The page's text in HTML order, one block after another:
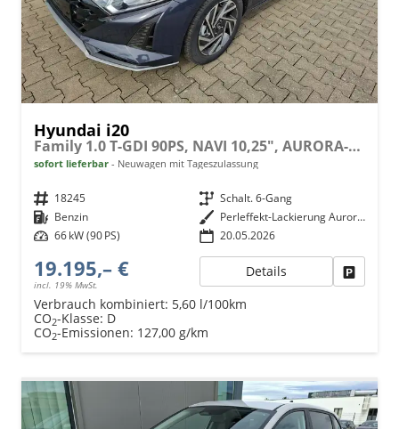
Hyundai i20
Family 1.0 T-GDI 90PS, NAVI 10,25", AURORA-GRAU METALLIC, Winter-Pack: Sitzheizung + Lenkradheizung, 16" ALU, Klimaautomatik, Privacy-Glas, Parksensoren hinten, Rückfahrkamera, Tempomat, Lederlenkrad, Reserverad, Alarm, Armlehne, 4x elektr. Fensterheber
sofort lieferbar Neuwagen mit Tageszulassung
Fahrzeugnr. 18245 Getriebe Schalt. 6-Gang
Kraftstoff Benzin Außenfarbe
Perleffekt-Lackierung Aurora-Grey
Leistung 66 kW (90 PS) 20.05.2026
19.195,– €
incl. 19% MwSt.
Details
Verbrauch kombiniert: 5,60 l/100km
CO2-Klasse: D
CO2-Emissionen: 127,00 g/km